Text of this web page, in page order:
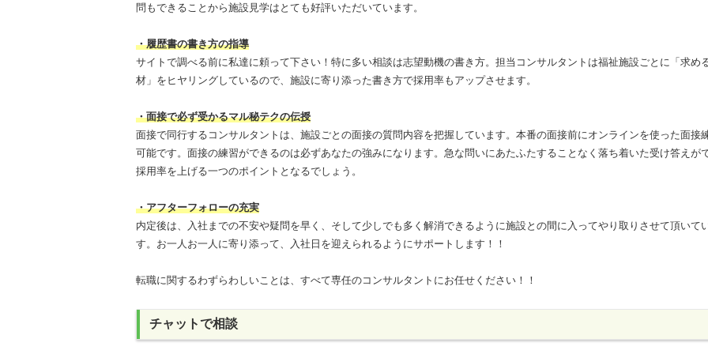
問もできることから施設見学はとても好評いただいています。
・履歴書の書き方の指導
サイトで調べる前に私達に頼って下さい！特に多い相談は志望動機の書き方。担当コンサルタントは福祉施設ごとに「求め
材」をヒヤリングしているので、施設に寄り添った書き方で採用率もアップさせます。
・面接で必ず受かるマル秘テクの伝授
面接で同行するコンサルタントは、施設ごとの面接の質問内容を把握しています。本番の面接前にオンラインを使った面接
可能です。面接の練習ができるのは必ずあなたの強みになります。急な問いにあたふたすることなく落ち着いた受け答えがで
採用率を上げる一つのポイントとなるでしょう。
・アフターフォローの充実
内定後は、入社までの不安や疑問を早く、そして少しでも多く解消できるように施設との間に入ってやり取りさせて頂いて
す。お一人お一人に寄り添って、入社日を迎えられるようにサポートします！！
転職に関するわずらわしいことは、すべて専任のコンサルタントにお任せください！！
チャットで相談